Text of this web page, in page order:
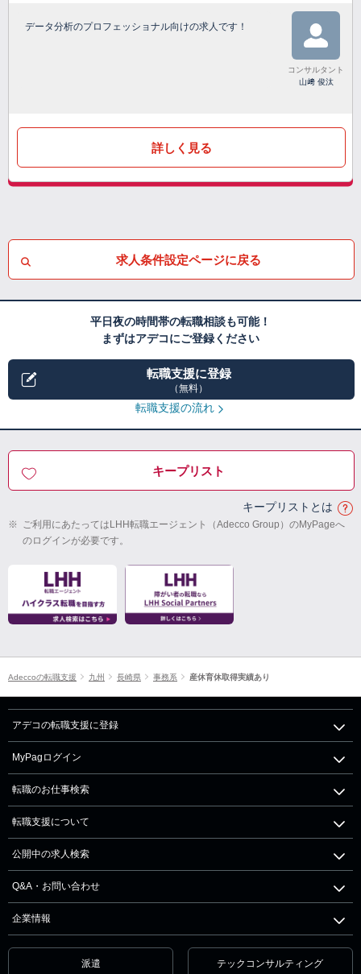
データ分析のプロフェッショナル向けの求人です！
コンサルタント
山﨑 俊汰
詳しく見る
求人条件設定ページに戻る
平日夜の時間帯の転職相談も可能！
まずはアデコにご登録ください
転職支援に登録
（無料）
転職支援の流れ
キープリスト
キープリストとは
※ ご利用にあたってはLHH転職エージェント（Adecco Group）のMyPageへ
のログインが必要です。
Adeccoの転職支援 九州 長崎県 事務系 産休育休取得実績あり
アデコの転職支援に登録
MyPagログイン
転職のお仕事検索
転職支援について
公開中の求人検索
Q&A・お問い合わせ
企業情報
派遣 テックコンサルティング